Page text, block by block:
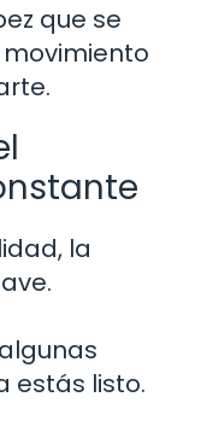
que se
la
estás listo.